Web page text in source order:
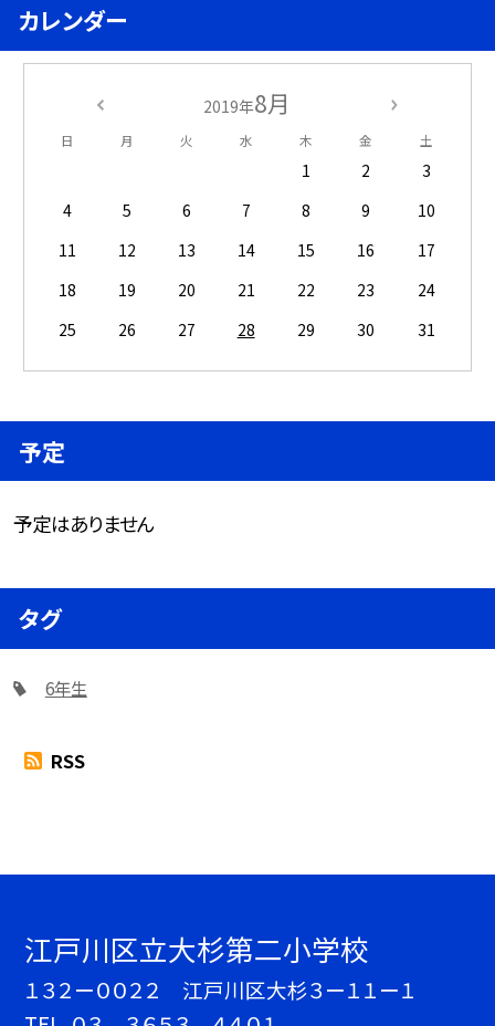
カレンダー
2019年8月
日 月 火 水 木 金 土
1 2
3
4
5 6 7 8 9
10
11
12 13 14 15 16
17
18
19 20 21 22 23
24
25
26 27 28 29 30 31
予定
予定はありません
タグ
6年生
RSS
江戸川区立大杉第二小学校
１３２ー００２２ 江戸川区大杉３ー１１ー１